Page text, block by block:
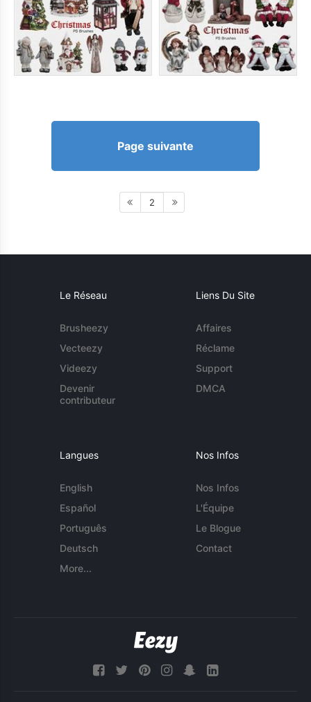
Page suivante
2
Le Réseau
Brusheezy
Vecteezy
Videezy
Devenir
contributeur
Liens Du Site
Affaires
Réclame
Support
DMCA
Langues
English
Español
Português
Deutsch
More...
Nos Infos
Nos Infos
L'Équipe
Le Blogue
Contact